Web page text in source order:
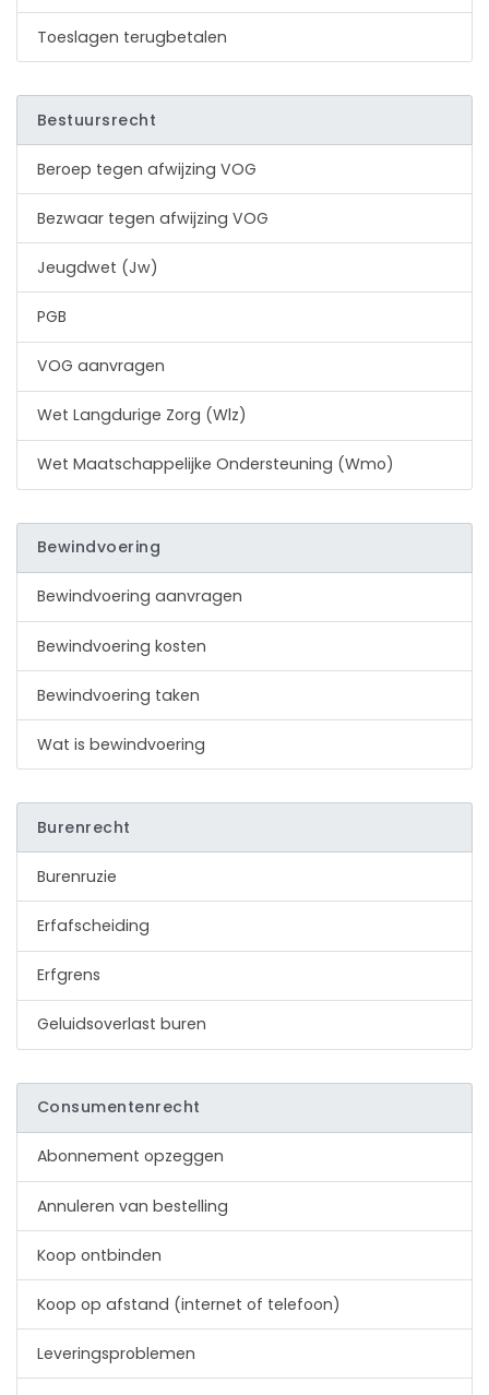
Toeslagen terugbetalen
Bestuursrecht
Beroep tegen afwijzing VOG
Bezwaar tegen afwijzing VOG
Jeugdwet (Jw)
PGB
VOG aanvragen
Wet Langdurige Zorg (Wlz)
Wet Maatschappelijke Ondersteuning (Wmo)
Bewindvoering
Bewindvoering aanvragen
Bewindvoering kosten
Bewindvoering taken
Wat is bewindvoering
Burenrecht
Burenruzie
Erfafscheiding
Erfgrens
Geluidsoverlast buren
Consumentenrecht
Abonnement opzeggen
Annuleren van bestelling
Koop ontbinden
Koop op afstand (internet of telefoon)
Leveringsproblemen